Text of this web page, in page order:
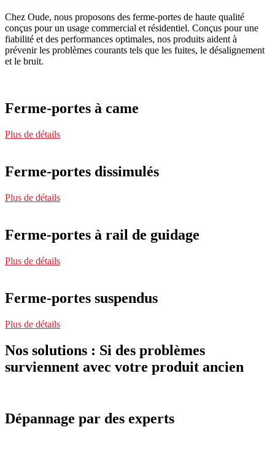
Chez Oude, nous proposons des ferme-portes de haute qualité
conçus pour un usage commercial et résidentiel. Conçus pour une
fiabilité et des performances optimales, nos produits aident à
prévenir les problèmes courants tels que les fuites, le désalignement
et le bruit.
Ferme-portes à came
Plus de détails
Ferme-portes dissimulés
Plus de détails
Ferme-portes à rail de guidage
Plus de détails
Ferme-portes suspendus
Plus de détails
Nos solutions : Si des problèmes
surviennent avec votre produit ancien
Dépannage par des experts